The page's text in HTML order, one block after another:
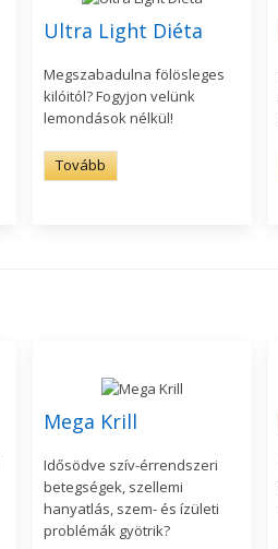
Ultra Light Diéta
Megszabadulna fölösleges
kilóitól? Fogyjon velünk
lemondások nélkül!
Tovább
Mega Krill
Idősödve szív-érrendszeri
betegségek, szellemi
hanyatlás, szem- és ízületi
problémák gyötrik?